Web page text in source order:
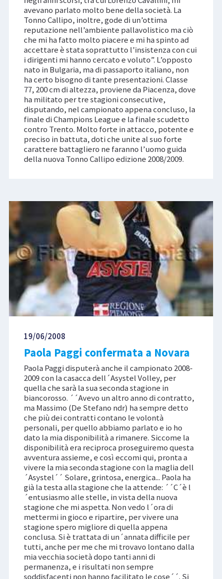
avevano parlato molto bene della società. La
Tonno Callipo, inoltre, gode di un’ottima
reputazione nell’ambiente pallavolistico ma ciò
che mi ha fatto molto piacere e mi ha spinto ad
accettare è stata soprattutto l’insistenza con cui
i dirigenti mi hanno cercato e voluto”. L’opposto
nato in Bulgaria, ma di passaporto italiano, non
ha certo bisogno di tante presentazioni. Classe
77, 200 cm di altezza, proviene da Piacenza, dove
ha militato per tre stagioni consecutive,
disputando, nel campionato appena concluso, la
finale di Champions League e la finale scudetto
contro Trento. Molto forte in attacco, potente e
preciso in battuta, doti che unite al suo forte
carattere battagliero ne faranno l’uomo guida
della nuova Tonno Callipo edizione 2008/2009.
19/06/2008
Paola Paggi confermata a Novara
Paola Paggi disputerà anche il campionato 2008-
2009 con la casacca dell´Asystel Volley, per
quella che sarà la sua seconda stagione in
biancorosso. ´´Avevo un altro anno di contratto,
ma Massimo (De Stefano ndr) ha sempre detto
che più dei contratti contano le volontà
personali, per quello abbiamo parlato e io ho
dato la mia disponibilità a rimanere. Siccome la
disponibilità era reciproca proseguiremo questa
avventura assieme, e così eccomi qui, pronta a
vivere la mia seconda stagione con la maglia dell
´Asystel´´ Solare, grintosa, energica... Paola ha
già la testa alla stagione che la attende: ´´C´è l
´entusiasmo alle stelle, in vista della nuova
stagione che mi aspetta. Non vedo l´ora di
mettermi in gioco e ripartire, per vivere una
stagione spero migliore di quella appena
conclusa. Si è trattata di un´annata difficile per
tutti, anche per me che mi trovavo lontano dalla
mia vecchia società dopo tanti anni di
permanenza, e i risultati non sempre
soddisfacenti non hanno facilitato le cose´´. Si